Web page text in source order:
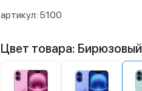
артикул: 5100
Цвет товара: Бирюзовый